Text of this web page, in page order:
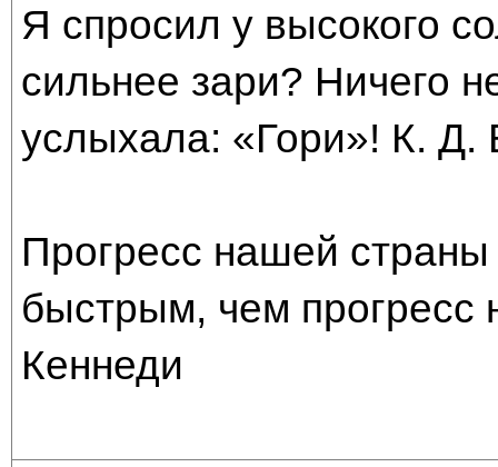
Я спросил у высокого
сильнее зари? Ничего
услыхала: «Гори»! К. Д.
Прогресс нашей
быстрым, чем прогресс
Кеннеди